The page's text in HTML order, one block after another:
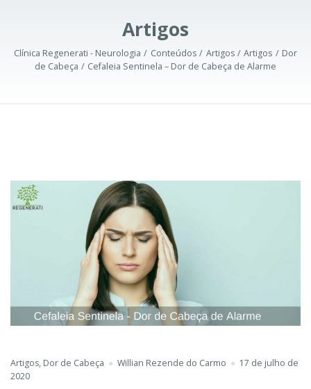
Artigos
Clínica Regenerati - Neurologia Conteúdos Artigos Artigos
Dor
de Cabeça
Cefaleia Sentinela – Dor de Cabeça de Alarme
Artigos, Dor de Cabeça Willian Rezende do Carmo
17 de julho de
2020